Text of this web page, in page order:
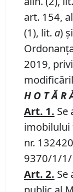
art. 154,
(1), lit. a)
2019,
H O T Ă R
Art. 1. Se
imobilului
nr.
9370/1/
Art. 2. Se